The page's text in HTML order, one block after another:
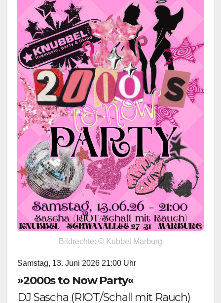
Bildrechte: © Kubbel Marburg
Samstag, 13. Juni 2026 21:00 Uhr
»2000s to Now Party«
DJ Sascha (RIOT/Schall mit Rauch)